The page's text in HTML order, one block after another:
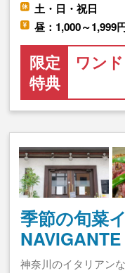
土・日・祝日
昼：1,000～1,999
限定
特典
ワン
季節の旬菜
NAVIGANTE
神奈川のイタリアン